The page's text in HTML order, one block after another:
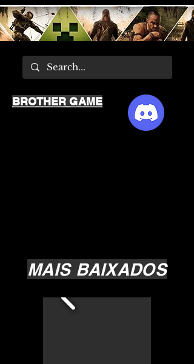
MAIS BAIXADOS
BROTHER GAME